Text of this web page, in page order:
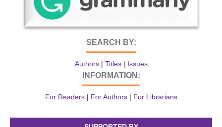
SEARCH BY:
Authors| Titles| Issues
INFORMATION:
For Readers| For Authors| For Librarians